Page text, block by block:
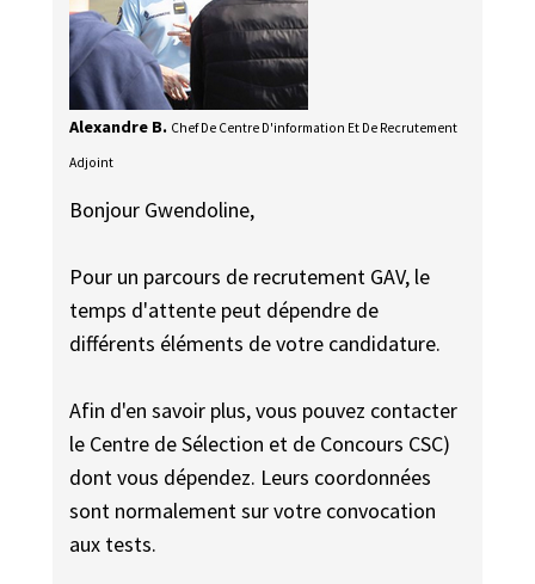
Alexandre B. Chef De Centre D'information Et De Recrutement
Adjoint
Bonjour Gwendoline,
Pour un parcours de recrutement GAV, le
temps d'attente peut dépendre de
différents éléments de votre candidature.
Afin d'en savoir plus, vous pouvez contacter
le Centre de Sélection et de Concours CSC)
dont vous dépendez. Leurs coordonnées
sont normalement sur votre convocation
aux tests.